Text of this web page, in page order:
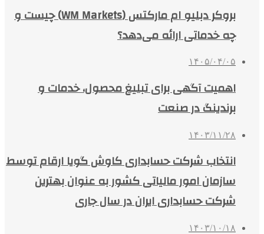
بروکر دبلیو ام مارکتس (WM Markets) چیست و
چه خدماتی ارائه می‌دهد؟
۱۴۰۵/۰۴/۰۵
اهمیت آگهی برای تبلیغ محصول، خدمات و
برندینگ در صنعت
۱۴۰۳/۱۱/۲۸
انتخاب شرکت حسابداری کاوش گویا ارقام توسط
سازمان امور مالیاتی کشور به عنوان بهترین
شرکت حسابداری ایران در سال جاری
۱۴۰۳/۱۰/۱۸